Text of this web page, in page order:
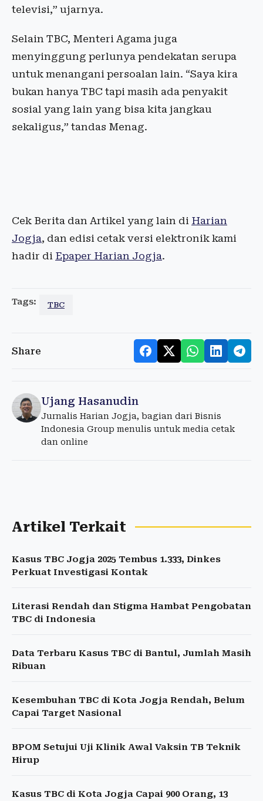
televisi,” ujarnya.
Selain TBC, Menteri Agama juga
menyinggung perlunya pendekatan serupa
untuk menangani persoalan lain. “Saya kira
bukan hanya TBC tapi masih ada penyakit
sosial yang lain yang bisa kita jangkau
sekaligus,” tandas Menag.
Cek Berita dan Artikel yang lain di Harian
Jogja, dan edisi cetak versi elektronik kami
hadir di Epaper Harian Jogja.
Tags: TBC
Share
Ujang Hasanudin
Jurnalis Harian Jogja, bagian dari Bisnis
Indonesia Group menulis untuk media cetak
dan online
Artikel Terkait
Kasus TBC Jogja 2025 Tembus 1.333, Dinkes
Perkuat Investigasi Kontak
Literasi Rendah dan Stigma Hambat Pengobatan
TBC di Indonesia
Data Terbaru Kasus TBC di Bantul, Jumlah Masih
Ribuan
Kesembuhan TBC di Kota Jogja Rendah, Belum
Capai Target Nasional
BPOM Setujui Uji Klinik Awal Vaksin TB Teknik
Hirup
Kasus TBC di Kota Jogja Capai 900 Orang, 13